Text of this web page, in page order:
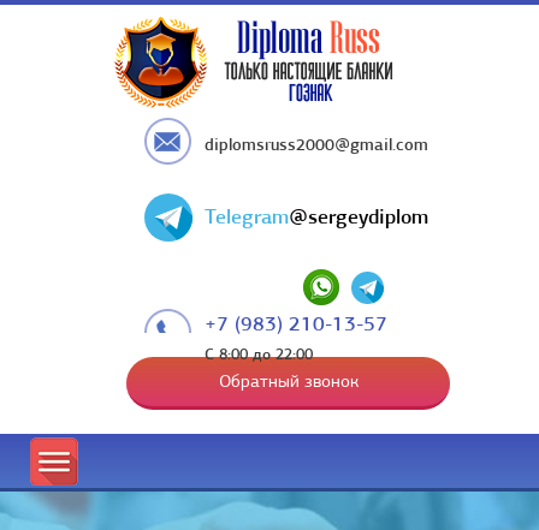
diplomsruss2000@gmail.com
Telegram@sergeydiplom
+7 (983) 210-13-57
С 8:00 до 22:00
Обратный звонок